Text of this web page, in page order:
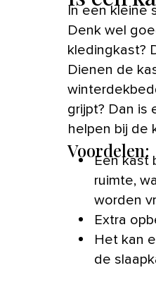
In een kleine
Denk wel
kledingkast?
Dienen de
grijpt? Dan is
helpen bij de
Voordelen:
Een kast
ruimte,
worden
Extra
Het kan
de